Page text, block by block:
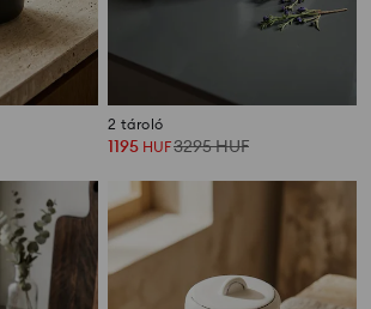
2 tároló
1195 HUF3295HUF